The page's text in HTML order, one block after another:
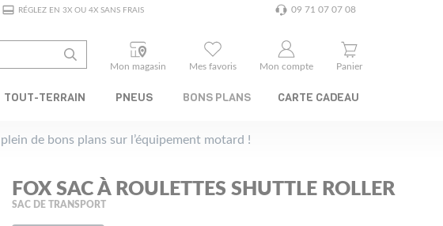
RÉGLEZ EN 3X OU 4X SANS FRAIS 09 71 07 07 08
Mon magasin
Mes favoris Mon compte Panier
TOUT-TERRAIN PNEUS BONS PLANS CARTE CADEAU
de bons plans sur l’équipement motard !
FOX SAC À ROULETTES SHUTTLE ROLLER
SAC DE TRANSPORT